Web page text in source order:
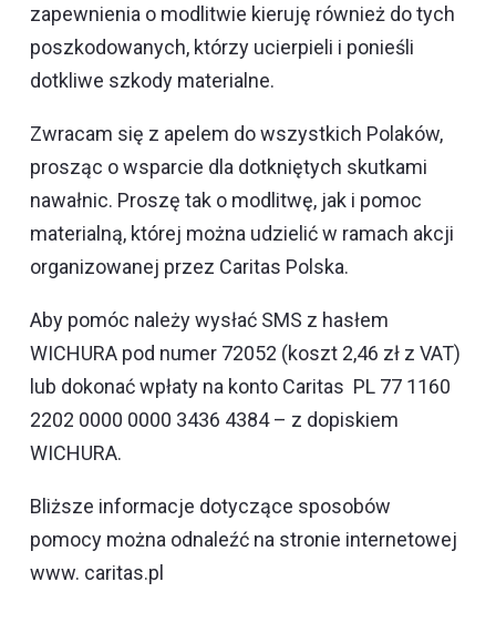
zapewnienia o modlitwie kieruję również do tych
poszkodowanych, którzy ucierpieli i ponieśli
dotkliwe szkody materialne.
Zwracam się z apelem do wszystkich Polaków,
prosząc o wsparcie dla dotkniętych skutkami
nawałnic. Proszę tak o modlitwę, jak i pomoc
materialną, której można udzielić w ramach akcji
organizowanej przez Caritas Polska.
Aby pomóc należy wysłać SMS z hasłem
WICHURA pod numer 72052 (koszt 2,46 zł z VAT)
lub dokonać wpłaty na konto Caritas PL 77 1160
2202 0000 0000 3436 4384 – z dopiskiem
WICHURA.
Bliższe informacje dotyczące sposobów
pomocy można odnaleźć na stronie internetowej
www. caritas.pl